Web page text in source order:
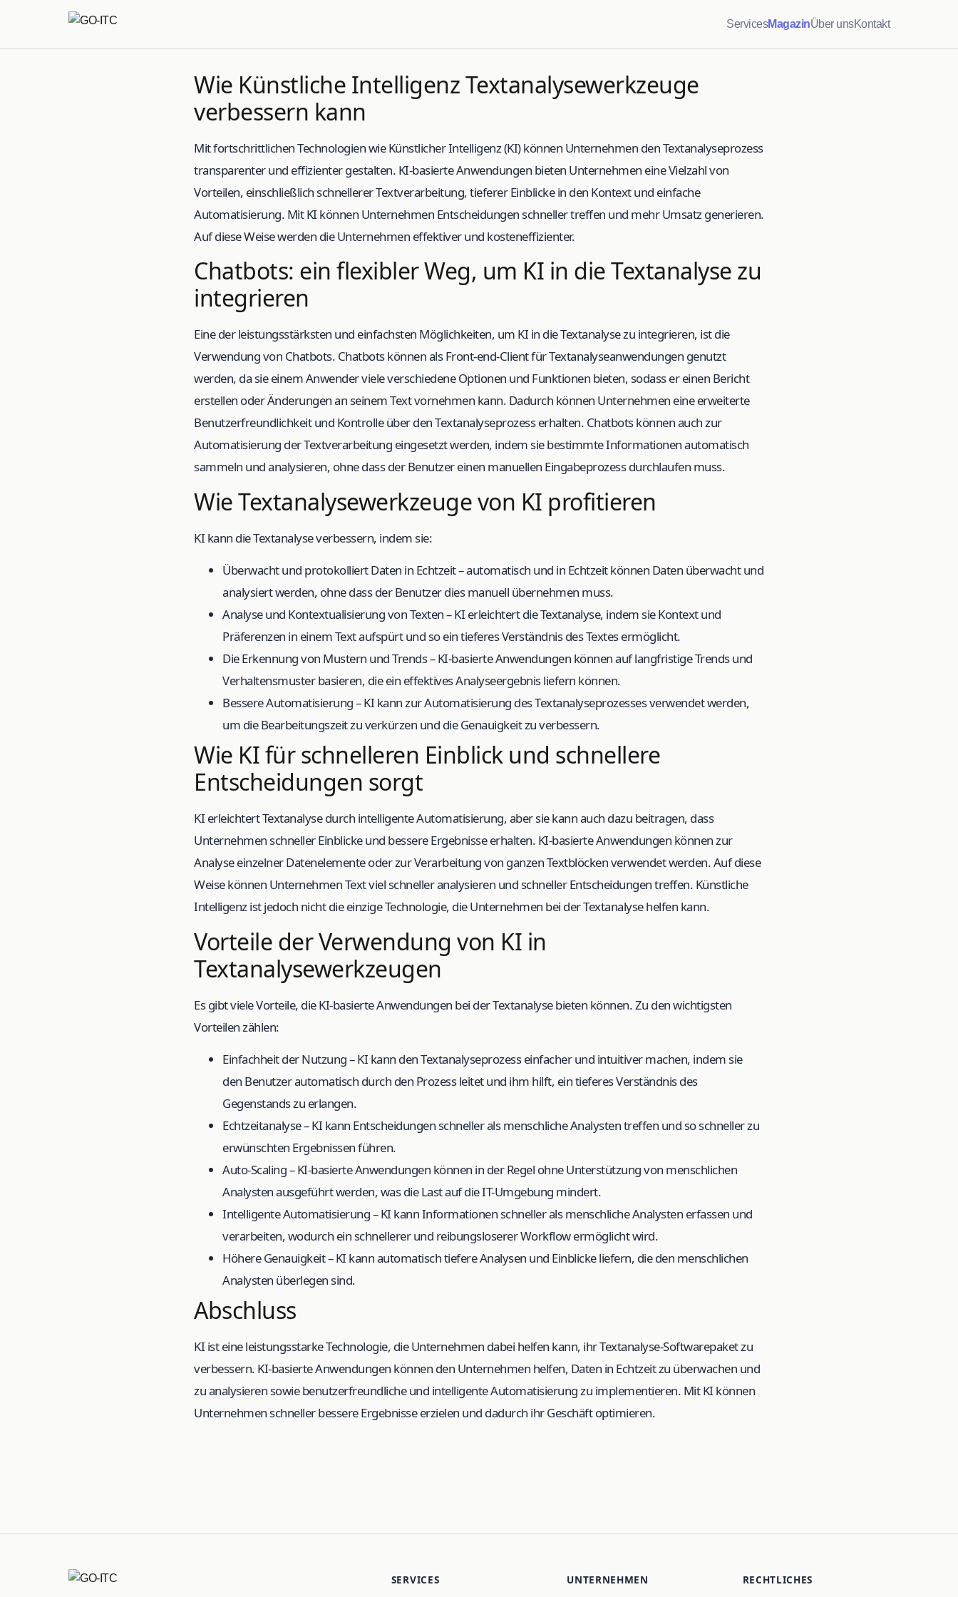
ServicesMagazinÜber unsKontakt
Wie Künstliche Intelligenz Textanalysewerkzeuge
verbessern kann
Mit fortschrittlichen Technologien wie Künstlicher Intelligenz (KI) können Unternehmen den Textanalyseprozess
transparenter und effizienter gestalten. KI-basierte Anwendungen bieten Unternehmen eine Vielzahl von
Vorteilen, einschließlich schnellerer Textverarbeitung, tieferer Einblicke in den Kontext und einfache
Automatisierung. Mit KI können Unternehmen Entscheidungen schneller treffen und mehr Umsatz generieren.
Auf diese Weise werden die Unternehmen effektiver und kosteneffizienter.
Chatbots: ein flexibler Weg, um KI in die Textanalyse zu
integrieren
Eine der leistungsstärksten und einfachsten Möglichkeiten, um KI in die Textanalyse zu integrieren, ist die
Verwendung von Chatbots. Chatbots können als Front-end-Client für Textanalyseanwendungen genutzt
werden, da sie einem Anwender viele verschiedene Optionen und Funktionen bieten, sodass er einen Bericht
erstellen oder Änderungen an seinem Text vornehmen kann. Dadurch können Unternehmen eine erweiterte
Benutzerfreundlichkeit und Kontrolle über den Textanalyseprozess erhalten. Chatbots können auch zur
Automatisierung der Textverarbeitung eingesetzt werden, indem sie bestimmte Informationen automatisch
sammeln und analysieren, ohne dass der Benutzer einen manuellen Eingabeprozess durchlaufen muss.
Wie Textanalysewerkzeuge von KI profitieren
KI kann die Textanalyse verbessern, indem sie:
Überwacht und protokolliert Daten in Echtzeit – automatisch und in Echtzeit können Daten überwacht und
analysiert werden, ohne dass der Benutzer dies manuell übernehmen muss.
Analyse und Kontextualisierung von Texten – KI erleichtert die Textanalyse, indem sie Kontext und
Präferenzen in einem Text aufspürt und so ein tieferes Verständnis des Textes ermöglicht.
Die Erkennung von Mustern und Trends – KI-basierte Anwendungen können auf langfristige Trends und
Verhaltensmuster basieren, die ein effektives Analyseergebnis liefern können.
Bessere Automatisierung – KI kann zur Automatisierung des Textanalyseprozesses verwendet werden,
um die Bearbeitungszeit zu verkürzen und die Genauigkeit zu verbessern.
Wie KI für schnelleren Einblick und schnellere
Entscheidungen sorgt
KI erleichtert Textanalyse durch intelligente Automatisierung, aber sie kann auch dazu beitragen, dass
Unternehmen schneller Einblicke und bessere Ergebnisse erhalten. KI-basierte Anwendungen können zur
Analyse einzelner Datenelemente oder zur Verarbeitung von ganzen Textblöcken verwendet werden. Auf diese
Weise können Unternehmen Text viel schneller analysieren und schneller Entscheidungen treffen. Künstliche
Intelligenz ist jedoch nicht die einzige Technologie, die Unternehmen bei der Textanalyse helfen kann.
Vorteile der Verwendung von KI in
Textanalysewerkzeugen
Es gibt viele Vorteile, die KI-basierte Anwendungen bei der Textanalyse bieten können. Zu den wichtigsten
Vorteilen zählen:
Einfachheit der Nutzung – KI kann den Textanalyseprozess einfacher und intuitiver machen, indem sie
den Benutzer automatisch durch den Prozess leitet und ihm hilft, ein tieferes Verständnis des
Gegenstands zu erlangen.
Echtzeitanalyse – KI kann Entscheidungen schneller als menschliche Analysten treffen und so schneller zu
erwünschten Ergebnissen führen.
Auto-Scaling – KI-basierte Anwendungen können in der Regel ohne Unterstützung von menschlichen
Analysten ausgeführt werden, was die Last auf die IT-Umgebung mindert.
Intelligente Automatisierung – KI kann Informationen schneller als menschliche Analysten erfassen und
verarbeiten, wodurch ein schnellerer und reibungsloserer Workflow ermöglicht wird.
Höhere Genauigkeit – KI kann automatisch tiefere Analysen und Einblicke liefern, die den menschlichen
Analysten überlegen sind.
Abschluss
KI ist eine leistungsstarke Technologie, die Unternehmen dabei helfen kann, ihr Textanalyse-Softwarepaket zu
verbessern. KI-basierte Anwendungen können den Unternehmen helfen, Daten in Echtzeit zu überwachen und
zu analysieren sowie benutzerfreundliche und intelligente Automatisierung zu implementieren. Mit KI können
Unternehmen schneller bessere Ergebnisse erzielen und dadurch ihr Geschäft optimieren.
SERVICES UNTERNEHMEN RECHTLICHES